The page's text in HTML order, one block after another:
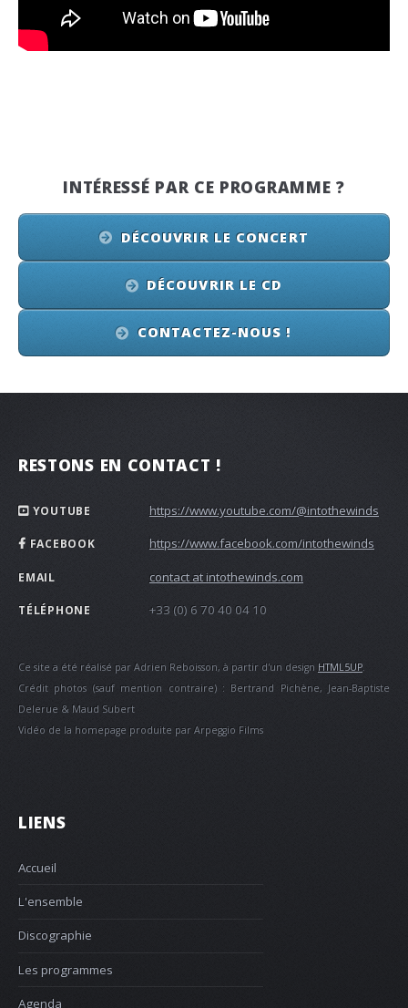
INTÉRESSÉ PAR CE PROGRAMME ?
DÉCOUVRIR LE CONCERT
DÉCOUVRIR LE CD
CONTACTEZ-NOUS !
LIENS
Accueil
L'ensemble
Discographie
Les programmes
Agenda
RESTONS EN CONTACT !
YOUTUBE https://www.youtube.com/@intothewinds
FACEBOOK https://www.facebook.com/intothewinds
EMAIL contact at intothewinds.com
TÉLÉPHONE +33 (0) 6 70 40 04 10
Ce site a été réalisé par Adrien Reboisson, à partir d'un design HTML5UP.
Crédit photos (sauf mention contraire) : Bertrand Pichène, Jean-Baptiste
Delerue & Maud Subert
Vidéo de la homepage produite par Arpeggio Films